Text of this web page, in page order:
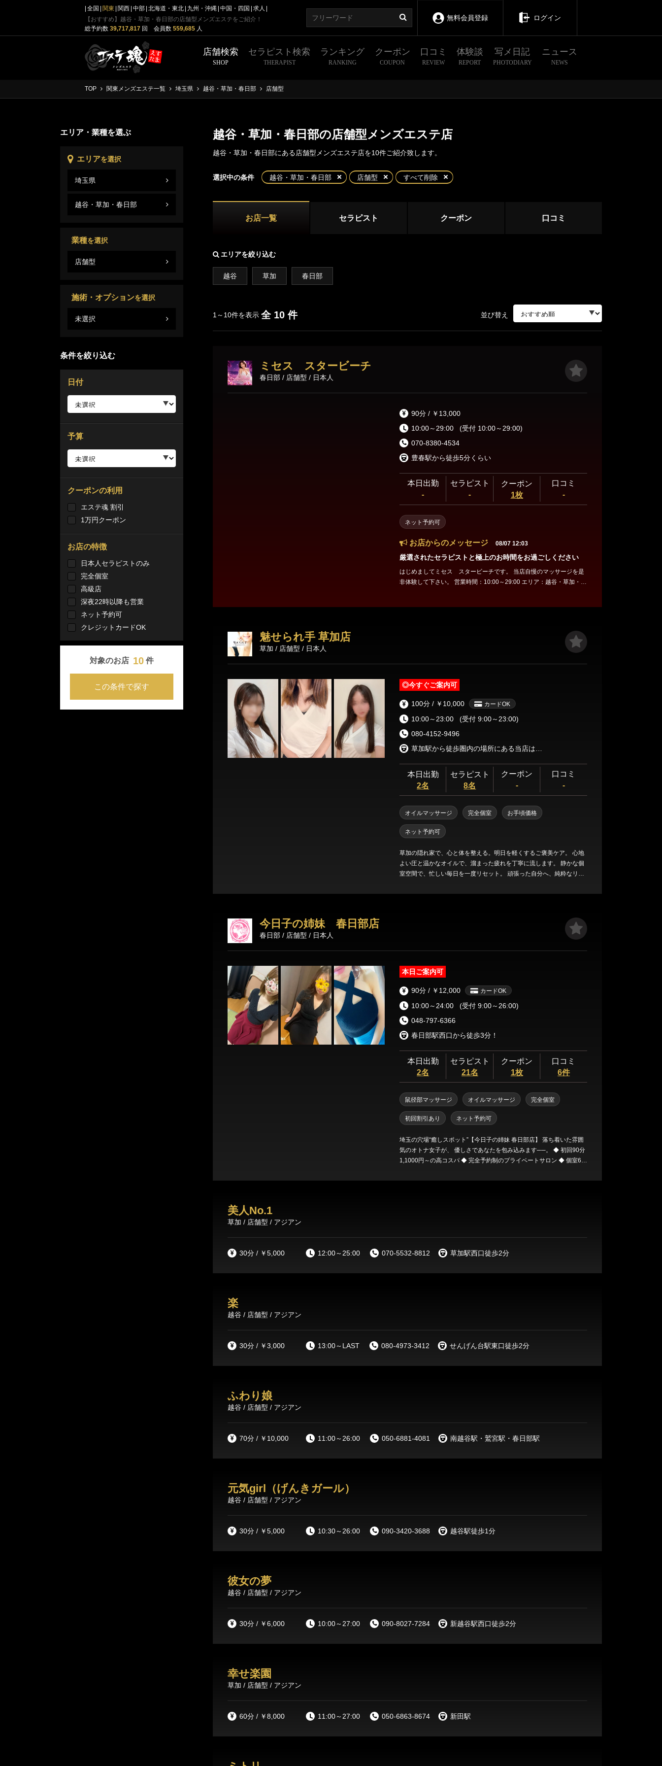
全国 関東 関西 中部 北海道・東北 九州・沖縄 中国・四国
求人
【おすすめ】越谷・草加・春日部の店舗型メンズエステをご紹介！
総予約数 39,717,817 回 会員数 559,685 人
無料会員登録 ログイン
店舗検索
SHOP
セラピスト検索
THERAPIST
ランキング
RANKING
クーポン
COUPON
口コミ
REVIEW
体験談
REPORT
写メ日記
PHOTODIARY
ニュース
NEWS
TOP 関東メンズエステ一覧 埼玉県 越谷・草加・春日部 店舗型
越谷・草加・春日部の店舗型メンズエステ店
越谷・草加・春日部にある店舗型メンズエステ店を10件ご紹介致します。
選択中の条件 越谷・草加・春日部 店舗型 すべて削除
お店一覧 セラピスト クーポン 口コミ
エリアを絞り込む
越谷 草加 春日部
1～10件を表示 全 10 件 並び替え
ミセス スタービーチ
春日部 / 店舗型 / 日本人
90分 / ￥13,000
10:00～29:00
(受付 10:00～29:00)
070-8380-4534
豊春駅から徒歩5分くらい
本日出勤
-
セラピスト
-
クーポン
1枚
口コミ
-
ネット予約可
お店からのメッセージ 08/07 12:03
厳選されたセラピストと極上のお時間をお過ごしください
はじめましてミセス スタービーチです。 当店自慢のマッサージを是
非体験して下さい。 営業時間：10:00～29:00 エリア：越谷・草加・春
魅せられ手 草加店
草加 / 店舗型 / 日本人
◎今すぐご案内可
100分 / ￥10,000 カードOK
10:00～23:00
(受付 9:00～23:00)
080-4152-9496
本日出勤
2名
セラピスト
8名
クーポン
-
口コミ
-
オイルマッサージ 完全個室 お手頃価格
ネット予約可
草加の隠れ家で、心と体を整える。明日を軽くするご褒美ケア。 心地
よい圧と温かなオイルで、溜まった疲れを丁寧に流します。 静かな個
室空間で、忙しい毎日を一度リセット。 頑張った自分へ、純粋なリラ
今日子の姉妹 春日部店
春日部 / 店舗型 / 日本人
本日ご案内可
90分 / ￥12,000 カードOK
10:00～24:00
(受付 9:00～26:00)
048-797-6366
春日部駅西口から徒歩3分！
本日出勤
2名
セラピスト
21名
クーポン
1枚
口コミ
6件
鼠径部マッサージ オイルマッサージ 完全個室
初回割引あり ネット予約可
埼玉の穴場“癒しスポット”【今日子の姉妹 春日部店】 落ち着いた雰囲
気のオトナ女子が、 優しさであなたを包み込みます──。 ◆ 初回90分
1,1000円～の高コスパ ◆ 完全予約制のプライベートサロン ◆ 個室6ル
日々の喧騒から少し離れて、 貴男だけの癒しのひと時、どうぞ体感く
美人No.1
草加 / 店舗型 / アジアン
30分 / ￥5,000 12:00～25:00 070-5532-8812 草加駅西口徒歩2分
楽
越谷 / 店舗型 / アジアン
30分 / ￥3,000 13:00～LAST 080-4973-3412 せんげん台駅東口徒歩2分
ふわり娘
越谷 / 店舗型 / アジアン
70分 / ￥10,000 11:00～26:00 050-6881-4081 南越谷駅・鷲宮駅・春日部駅
元気girl（げんきガール）
越谷 / 店舗型 / アジアン
30分 / ￥5,000 10:30～26:00 090-3420-3688 越谷駅徒歩1分
彼女の夢
越谷 / 店舗型 / アジアン
30分 / ￥6,000 10:00～27:00 090-8027-7284 新越谷駅西口徒歩2分
幸せ楽園
草加 / 店舗型 / アジアン
60分 / ￥8,000 11:00～27:00 050-6863-8674 新田駅
エリア・業種を選ぶ
エリアを選択
埼玉県
埼玉県
所沢
熊谷・本庄
越谷・草加・春日部
草加 春日部
業種を選択
店舗型
出張
施術・オプションを選択
未選択
ストレッチ あかすり
条件を絞り込む
日付
予算
クーポンの利用
エステ魂 割引
1万円クーポン
お店の特徴
日本人セラピストのみ
完全個室
高級店
深夜22時以降も営業
ネット予約可
クレジットカードOK
対象のお店 10 件
この条件で探す